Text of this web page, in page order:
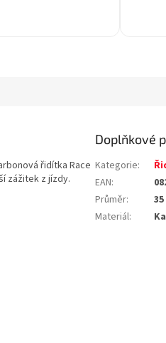
řidítka Race
zážitek z jízdy.
Doplňkové
Kategorie:
EAN:
Průměr:
35
Materiál: